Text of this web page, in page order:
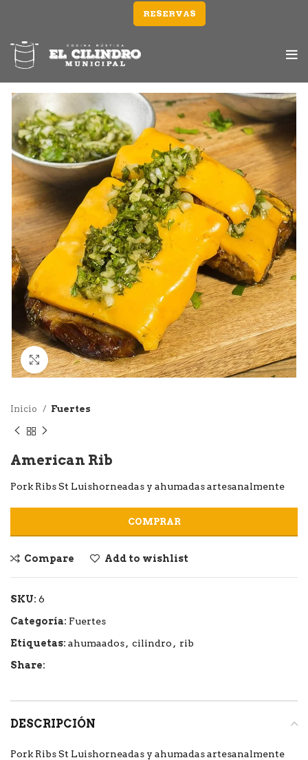
RESERVAS
Click to enlarge
Inicio Fuertes
American Rib
Pork Ribs St Luishorneadas y ahumadas artesanalmente
COMPRAR
Compare Add to wishlist
SKU: 6
Categoría: Fuertes
Etiquetas: ahumaados, cilindro , rib
Share:
DESCRIPCIÓN
Pork Ribs St Luishorneadas y ahumadas artesanalmente